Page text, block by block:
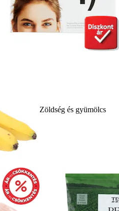
Zöldség és gyümölcs